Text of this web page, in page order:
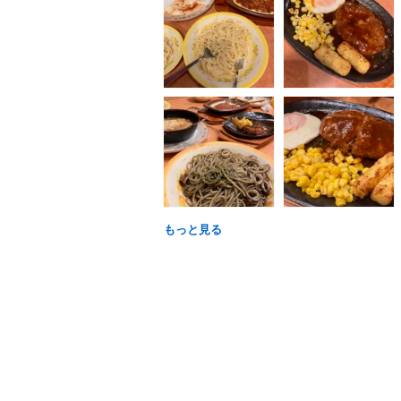
もっと見る